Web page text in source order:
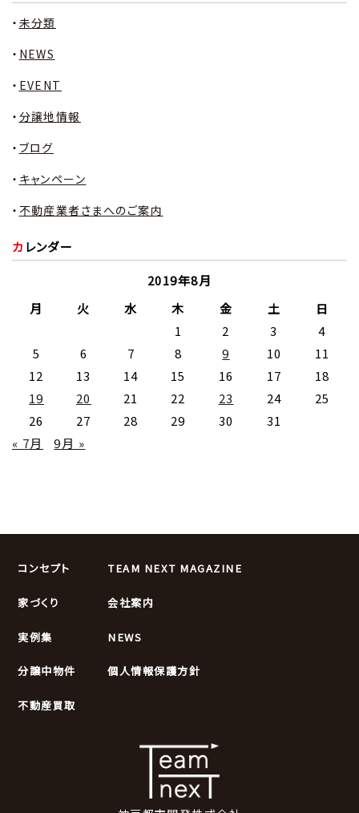
未分類
NEWS
EVENT
分譲地情報
ブログ
キャンペーン
不動産業者さまへのご案内
カレンダー
2019年8月
月
火 水 木 金 土
日
1
2 3
4
5
6 7 8 9 10
11
12
13 14 15 16 17
18
19
20 21 22 23 24
25
26
27 28 29 30
31
« 7月
9月 »
コンセプト
家づくり
実例集
分譲中物件
不動産買取
TEAM NEXT MAGAZINE
会社案内
NEWS
個人情報保護方針